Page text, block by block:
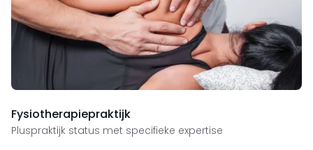
Fysiotherapiepraktijk
Pluspraktijk status met specifieke expertise